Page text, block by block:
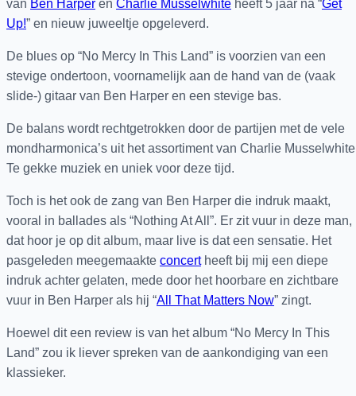
van Ben Harper en Charlie Musselwhite heeft 5 jaar na “Get
Up!” en nieuw juweeltje opgeleverd.
De blues op “No Mercy In This Land” is voorzien van een
stevige ondertoon, voornamelijk aan de hand van de (vaak
slide-) gitaar van Ben Harper en een stevige bas.
De balans wordt rechtgetrokken door de partijen met de vele
mondharmonica’s uit het assortiment van Charlie
Te gekke muziek en uniek voor deze tijd.
Toch is het ook de zang van Ben Harper die indruk maakt,
vooral in ballades als “Nothing At All”. Er zit vuur in deze man,
dat hoor je op dit album, maar live is dat een sensatie. Het
pasgeleden meegemaakte concertheeft bij mij een diepe
indruk achter gelaten, mede door het hoorbare en zichtbare
vuur in Ben Harper als hij “All That Matters Now” zingt.
Hoewel dit een review is van het album “No Mercy In This
Land” zou ik liever spreken van de aankondiging van een
klassieker.